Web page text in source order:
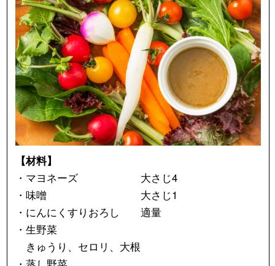
【材料】
・マヨネーズ 大さじ4
・味噌 大さじ1
・にんにくすりおろし 適量
・生野菜
きゅうり、セロリ、大根